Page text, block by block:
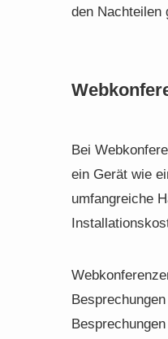
den Nachteilen
Bei
ein Gerät wie
umfangreiche